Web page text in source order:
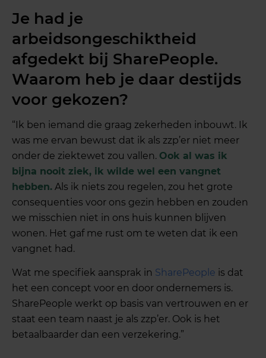
Je had je
arbeidsongeschiktheid
afgedekt bij SharePeople.
Waarom heb je daar destijds
voor gekozen?
“Ik ben iemand die graag zekerheden inbouwt. Ik
was me ervan bewust dat ik als zzp’er niet meer
onder de ziektewet zou vallen. Ook al was ik
bijna nooit ziek, ik wilde wel een vangnet
hebben. Als ik niets zou regelen, zou het grote
consequenties voor ons gezin hebben en zouden
we misschien niet in ons huis kunnen blijven
wonen. Het gaf me rust om te weten dat ik een
vangnet had.
Wat me specifiek aansprak in SharePeople is dat
het een concept voor en door ondernemers is.
SharePeople werkt op basis van vertrouwen en er
staat een team naast je als zzp’er. Ook is het
betaalbaarder dan een verzekering.”